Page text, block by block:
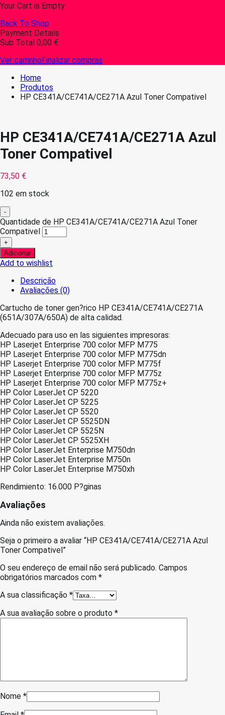
Your Cart is Empty
Back To Shop
Payment Details
Sub Total 0,00 €
Ver carrinhoFinalizar compras
Home
Produtos
HP CE341A/CE741A/CE271A Azul Toner Compativel
HP CE341A/CE741A/CE271A Azul
Toner Compativel
73,50 €
102 em stock
-
Quantidade de HP CE341A/CE741A/CE271A Azul Toner
Compativel
+
Adicionar
Add to wishlist
Descrição
Avaliações (0)
Cartucho de toner gen?rico HP CE341A/CE741A/CE271A
(651A/307A/650A) de alta calidad.
Adecuado para uso en las siguientes impresoras:
HP Laserjet Enterprise 700 color MFP M775
HP Laserjet Enterprise 700 color MFP M775dn
HP Laserjet Enterprise 700 color MFP M775f
HP Laserjet Enterprise 700 color MFP M775z
HP Laserjet Enterprise 700 color MFP M775z+
HP Color LaserJet CP 5220
HP Color LaserJet CP 5225
HP Color LaserJet CP 5520
HP Color LaserJet CP 5525DN
HP Color LaserJet CP 5525N
HP Color LaserJet CP 5525XH
HP Color LaserJet Enterprise M750dn
HP Color LaserJet Enterprise M750n
HP Color LaserJet Enterprise M750xh
Rendimiento: 16.000 P?ginas
Avaliações
Ainda não existem avaliações.
Seja o primeiro a avaliar “HP CE341A/CE741A/CE271A Azul
Toner Compativel”
O seu endereço de email não será publicado. Campos
obrigatórios marcados com *
A sua classificação *
A sua avaliação sobre o produto *
Nome *